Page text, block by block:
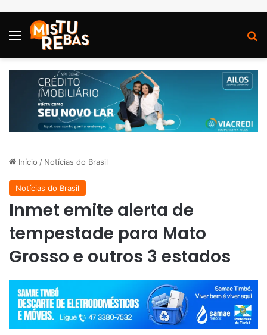
Menu
Início / Notícias do Brasil
Notícias do Brasil
Inmet emite alerta de
tempestade para Mato
Grosso e outros 3 estados